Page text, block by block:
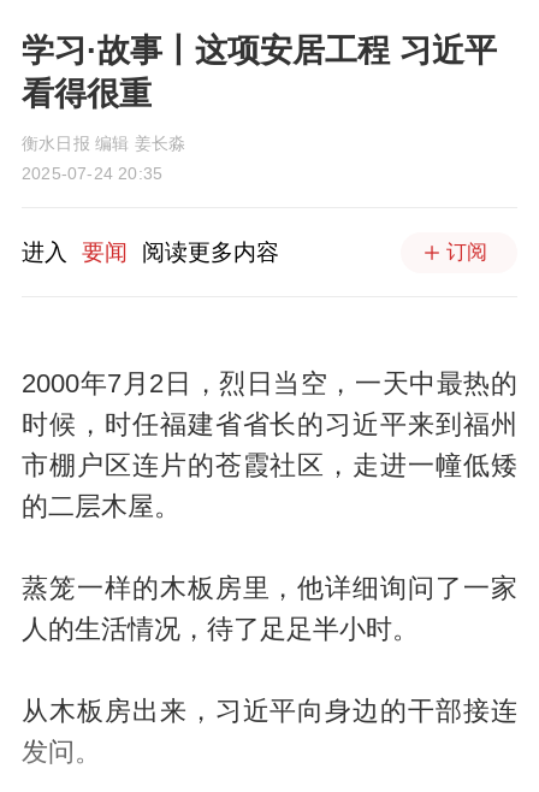
学习·故事丨这项安居工程 习近平
看得很重
衡水日报 编辑 姜长淼
2025-07-24 20:35
进入 要闻 阅读更多内容 订阅
2000年7月2日，烈日当空，一天中最热的
时候，时任福建省省长的习近平来到福州
市棚户区连片的苍霞社区，走进一幢低矮
的二层木屋。
蒸笼一样的木板房里，他详细询问了一家
人的生活情况，待了足足半小时。
从木板房出来，习近平向身边的干部接连
发问。